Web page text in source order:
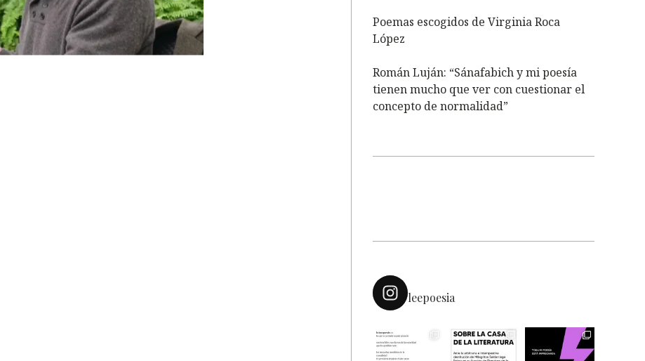
Poemas escogidos de Virginia Roca
López
Román Luján: “Sánafabich y mi poesía
tienen mucho que ver con cuestionar el
concepto de normalidad”
leepoesia